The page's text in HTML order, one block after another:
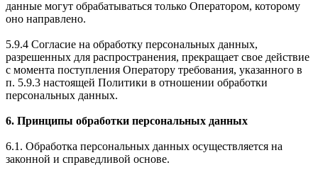
данные могут обрабатываться только Оператором, которому
оно направлено.
5.9.4 Согласие на обработку персональных данных,
разрешенных для распространения, прекращает свое действие
с момента поступления Оператору требования, указанного в
п. 5.9.3 настоящей Политики в отношении обработки
персональных данных.
6. Принципы обработки персональных данных
6.1. Обработка персональных данных осуществляется на
законной и справедливой основе.